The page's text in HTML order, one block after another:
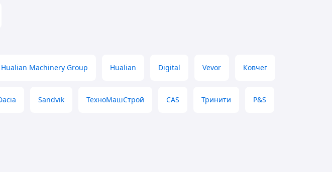
Hualian Machinery Group Hualian Digital Vevor Ковчег
Sandvik ТехноМашСтрой CAS Тринити P&S